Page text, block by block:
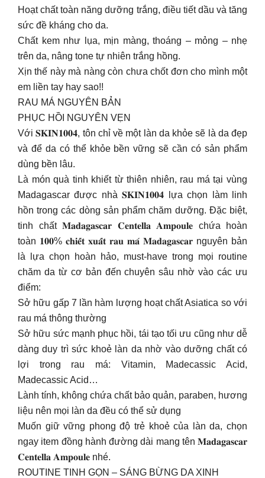
Hoạt chất toàn năng dưỡng trắng, điều tiết dầu và tăng
sức đề kháng cho da.
Chất kem như lụa, mịn màng, thoáng – mỏng – nhẹ
trên da, nâng tone tự nhiên trắng hồng.
Xịn thế này mà nàng còn chưa chốt đơn cho mình một
em liền tay hay sao!!
RAU MÁ NGUYÊN BẢN
PHỤC HỒI NGUYÊN VẸN
Với 𝐒𝐊𝐈𝐍𝟏𝟎𝟎𝟒, tôn chỉ về một làn da khỏe sẽ là da đẹp
và để da có thể khỏe bền vững sẽ cần có sản phẩm
dùng bền lâu.
Là món quà tinh khiết từ thiên nhiên, rau má tại vùng
Madagascar được nhà 𝐒𝐊𝐈𝐍𝟏𝟎𝟎𝟒 lựa chọn làm linh
hồn trong các dòng sản phẩm chăm dưỡng. Đặc biệt,
tinh chất 𝐌𝐚𝐝𝐚𝐠𝐚𝐬𝐜𝐚𝐫 𝐂𝐞𝐧𝐭𝐞𝐥𝐥𝐚 𝐀𝐦𝐩𝐨𝐮𝐥𝐞 chứa hoàn
toàn 𝟏𝟎𝟎% 𝐜𝐡𝐢𝐞̂́𝐭 𝐱𝐮𝐚̂́𝐭 𝐫𝐚𝐮 𝐦𝐚́ 𝐌𝐚𝐝𝐚𝐠𝐚𝐬𝐜𝐚𝐫 nguyên bản
là lựa chọn hoàn hảo, must-have trong mọi routine
chăm da từ cơ bản đến chuyên sâu nhờ vào các ưu
điểm:
Sở hữu gấp 7 lần hàm lượng hoạt chất Asiatica so với
rau má thông thường
Sở hữu sức mạnh phục hồi, tái tạo tối ưu cũng như dễ
dàng duy trì sức khoẻ làn da nhờ vào dưỡng chất có
lợi trong rau má: Vitamin, Madecassic Acid,
Madecassic Acid…
Lành tính, không chứa chất bảo quản, paraben, hương
liệu nên mọi làn da đều có thể sử dụng
Muốn giữ vững phong độ trẻ khoẻ của làn da, chọn
ngay item đồng hành đường dài mang tên 𝐌𝐚𝐝𝐚𝐠𝐚𝐬𝐜𝐚𝐫
𝐂𝐞𝐧𝐭𝐞𝐥𝐥𝐚 𝐀𝐦𝐩𝐨𝐮𝐥𝐞 nhé.
ROUTINE TINH GỌN – SÁNG BỪNG DA XINH